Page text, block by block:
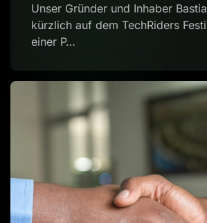
Unser Gründer und Inhaber
kürzlich auf dem TechRiders
einer P…